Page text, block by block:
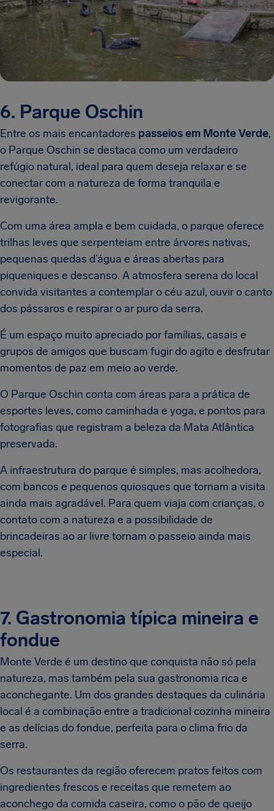
6. Parque Oschin
Entre os mais encantadores passeios em Monte Verde,
o Parque Oschin se destaca como um verdadeiro
refúgio natural, ideal para quem deseja relaxar e se
conectar com a natureza de forma tranquila e
revigorante.
Com uma área ampla e bem cuidada, o parque oferece
trilhas leves que serpenteiam entre árvores nativas,
pequenas quedas d’água e áreas abertas para
piqueniques e descanso. A atmosfera serena do local
convida visitantes a contemplar o céu azul, ouvir o canto
dos pássaros e respirar o ar puro da serra.
É um espaço muito apreciado por famílias, casais e
grupos de amigos que buscam fugir do agito e desfrutar
momentos de paz em meio ao verde.
O Parque Oschin conta com áreas para a prática de
esportes leves, como caminhada e yoga, e pontos para
fotografias que registram a beleza da Mata Atlântica
preservada.
A infraestrutura do parque é simples, mas acolhedora,
com bancos e pequenos quiosques que tornam a visita
ainda mais agradável. Para quem viaja com crianças, o
contato com a natureza e a possibilidade de
brincadeiras ao ar livre tornam o passeio ainda mais
especial.
7. Gastronomia típica mineira e
fondue
Monte Verde é um destino que conquista não só pela
natureza, mas também pela sua gastronomia rica e
aconchegante. Um dos grandes destaques da culinária
local é a combinação entre a tradicional cozinha mineira
e as delícias do fondue, perfeita para o clima frio da
serra.
Os restaurantes da região oferecem pratos feitos com
ingredientes frescos e receitas que remetem ao
aconchego da comida caseira, como o pão de queijo